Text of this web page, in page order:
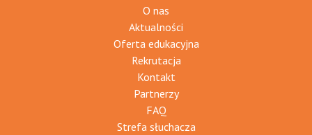
O nas
Aktualności
Oferta edukacyjna
Rekrutacja
Kontakt
Partnerzy
FAQ
Strefa słuchacza